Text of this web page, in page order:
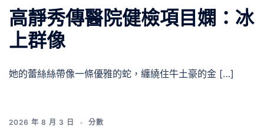
高靜秀傳醫院健檢項目嫻：冰
上群像
她的蕾絲絲帶像一條優雅的蛇，纏繞住牛土豪的金 […]
2026 年 8 月 3 日 分數